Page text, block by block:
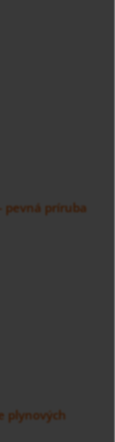
pevná príruba
plynových